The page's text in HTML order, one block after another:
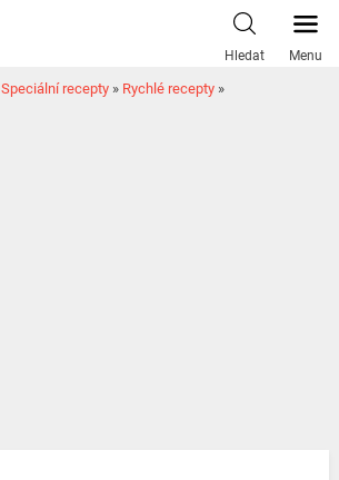
Hledat Menu
Speciální recepty » Rychlé recepty »